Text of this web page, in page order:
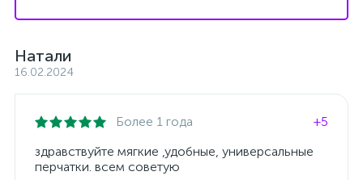
Натали
16.02.2024
Более 1 года
+5
здравствуйте мягкие ,удобные, универсальные
перчатки. всем советую